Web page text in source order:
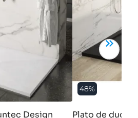
Design
48%
Plato de ducha